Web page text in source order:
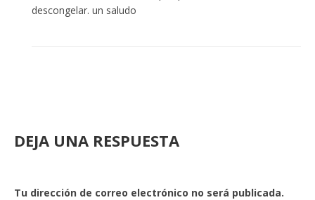
descongelar. un saludo
DEJA UNA RESPUESTA
Tu dirección de correo electrónico no será publicada.